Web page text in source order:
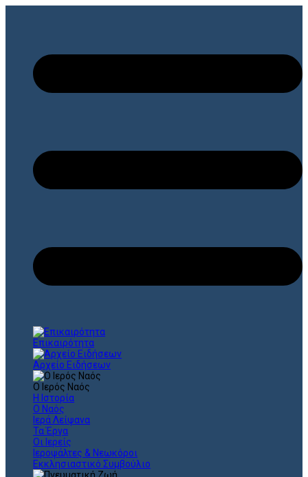
Επικαιρότητα
Αρχείο Ειδήσεων
Ο Ιερός Ναός
Η Ιστορία
Ο Ναός
Ιερά Λείψανα
Τα Έργα
Οι Ιερείς
Ιεροψάλτες & Νεωκόροι
Εκκλησιαστικό Συμβούλιο